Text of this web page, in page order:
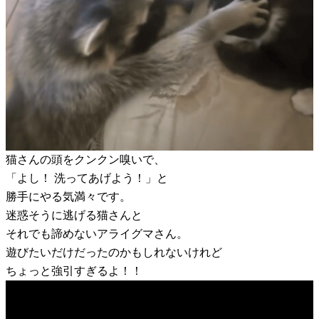
猫さんの頭をクンクン嗅いで、
「よし！ 洗ってあげよう！」と
勝手にやる気満々です。
迷惑そうに逃げる猫さんと
それでも諦めないアライグマさん。
遊びたいだけだったのかもしれないけれど
ちょっと強引すぎるよ！！